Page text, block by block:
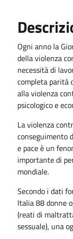
Ogni anno la
della violenza
necessità di
completa parità
alla violenza
psicologico e
La violenza
conseguimento
e pace è un
importante di
mondiale.
Secondo i dati
Italia 88 donne
(reati di
sessuale), una